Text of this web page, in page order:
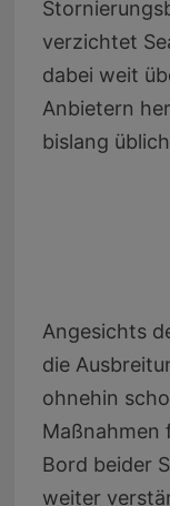
verzichtet
dabei weit
Anbietern
bislang
Angesichts
die
ohnehin
Maßnahmen
Bord beider
weiter